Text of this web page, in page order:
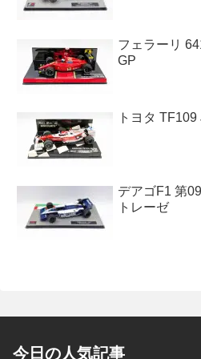
フェラーリ
GP
トヨタ
デアゴF1 第
トレーゼ
今日の人気記事